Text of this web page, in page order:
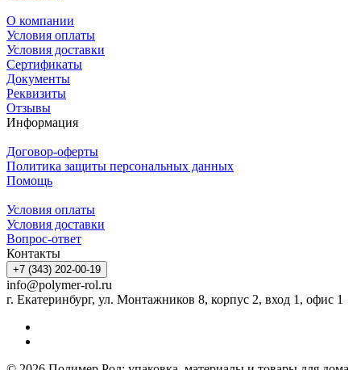
О компании
Условия оплаты
Условия доставки
Сертификаты
Документы
Реквизиты
Отзывы
Информация
Договор-оферты
Политика защиты персональных данных
Помощь
Условия оплаты
Условия доставки
Вопрос-ответ
Контакты
+7 (343) 202-00-19
info@polymer-rol.ru
г. Екатеринбург, ул. Монтажников 8, корпус 2, вход 1, офис 1